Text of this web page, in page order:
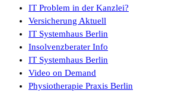
IT Problem in der Kanzlei?
Versicherung Aktuell
IT Systemhaus Berlin
Insolvenzberater Info
IT Systemhaus Berlin
Video on Demand
Physiotherapie Praxis Berlin